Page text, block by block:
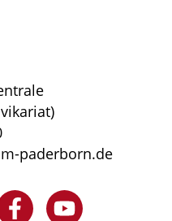
paderborn.de